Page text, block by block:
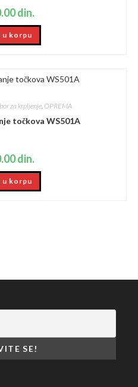
din.
u korpu
za krpljenje, OPREMA
točkova WS501A
din.
u korpu